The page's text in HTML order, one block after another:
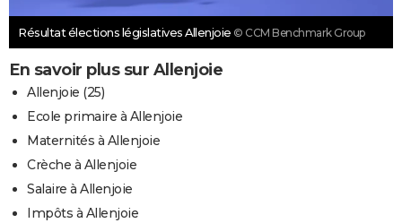
Résultat élections législatives Allenjoie © CCM Benchmark Group
En savoir plus sur Allenjoie
Allenjoie (25)
Ecole primaire à Allenjoie
Maternités à Allenjoie
Crèche à Allenjoie
Salaire à Allenjoie
Impôts à Allenjoie